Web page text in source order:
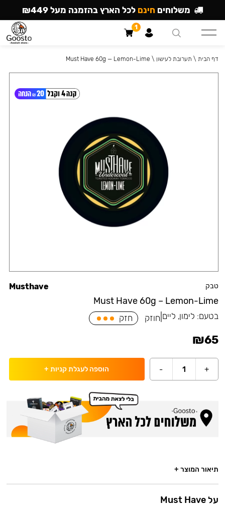
טבק
Must Have 60g – Lemon-Lime
Musthave
בטעם: לימון, ליים חוזק חזק
₪65
+
1
- הוספה לעגלת קניות +
דף הבית \ תערובת לעישון \
Must Have 60g — Lemon-Lime
תיאור המוצר +
על Must Have
משלוחים חינם לכל הארץ בהזמנה מעל ₪449
1